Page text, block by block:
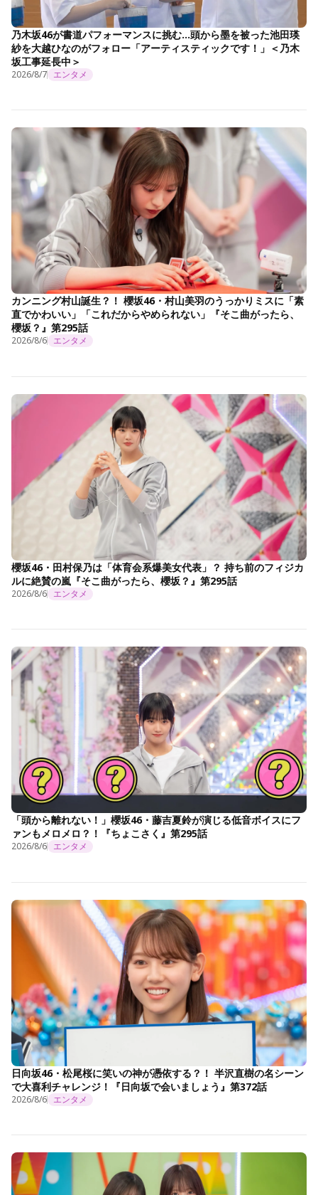
乃木坂46が書道パフォーマンスに挑む…頭から墨を被った池田瑛
紗を大越ひなのがフォロー「アーティスティックです！」＜乃木
坂工事延長中＞
2026/8/7 エンタメ
カンニング村山誕生？！ 櫻坂46・村山美羽のうっかりミスに「素
直でかわいい」「これだからやめられない」『そこ曲がったら、
櫻坂？』第295話
2026/8/6 エンタメ
櫻坂46・田村保乃は「体育会系爆美女代表」？ 持ち前のフィジカ
ルに絶賛の嵐『そこ曲がったら、櫻坂？』第295話
2026/8/6 エンタメ
「頭から離れない！」櫻坂46・藤吉夏鈴が演じる低音ボイスにフ
ァンもメロメロ？！『ちょこさく』第295話
2026/8/6 エンタメ
日向坂46・松尾桜に笑いの神が憑依する？！ 半沢直樹の名シーン
で大喜利チャレンジ！『日向坂で会いましょう』第372話
2026/8/6 エンタメ